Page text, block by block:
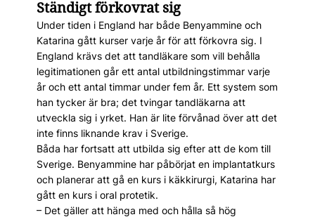
Ständigt förkovrat sig
Under tiden i England har både Benyammine och
Katarina gått kurser varje år för att förkovra sig. I
England krävs det att tandläkare som vill behålla
legitimationen går ett antal utbildningstimmar varje
år och ett antal timmar under fem år. Ett system som
han tycker är bra; det tvingar tandläkarna att
utveckla sig i yrket. Han är lite förvånad över att det
inte finns liknande krav i Sverige.
Båda har fortsatt att utbilda sig efter att de kom till
Sverige. Benyammine har påbörjat en implantatkurs
och planerar att gå en kurs i käkkirurgi, Katarina har
gått en kurs i oral protetik.
– Det gäller att hänga med och hålla så hög